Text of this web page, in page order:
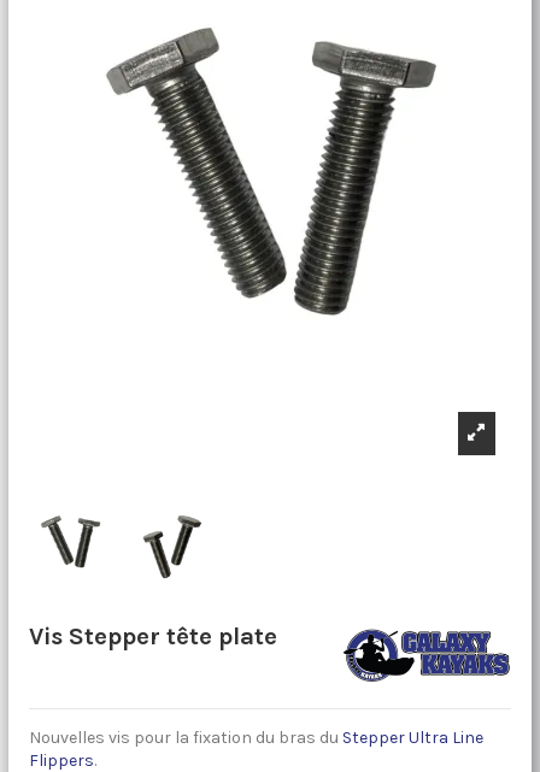
Vis Stepper tête plate
Nouvelles vis pour la fixation du bras du Stepper Ultra Line
Flippers.